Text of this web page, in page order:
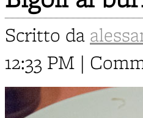
Scritto da
12:33 PM |